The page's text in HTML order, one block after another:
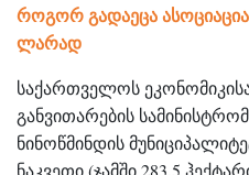
როგორ გადაეცა
ლარად
საქართველოს
განვითარების
ნინოწმინდის
ნაკვეთი (ჯამში 283,5